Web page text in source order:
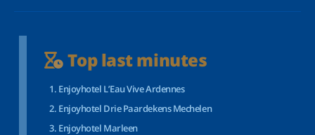
Top last minutes
Enjoyhotel L’Eau Vive Ardennes
Enjoyhotel Drie Paardekens Mechelen
Enjoyhotel Marleen